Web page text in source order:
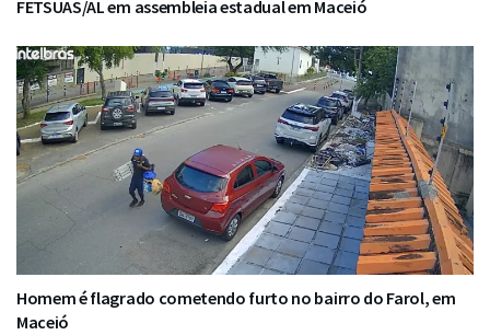
FETSUAS/AL em assembleia estadual em Maceió
Homem é flagrado cometendo furto no bairro do Farol, em
Maceió